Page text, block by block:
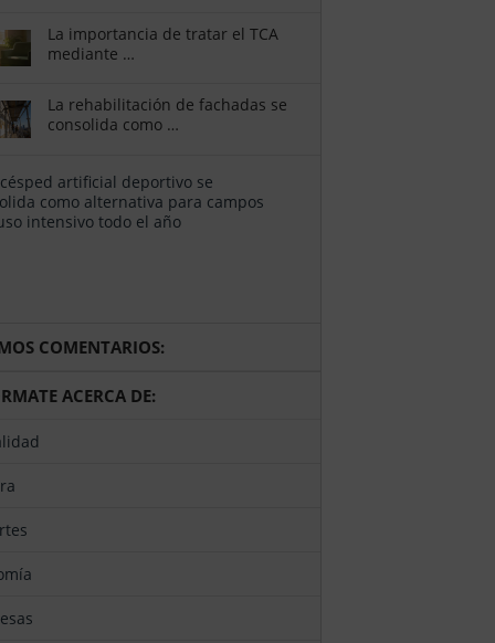
La importancia de tratar el TCA
mediante …
La rehabilitación de fachadas se
consolida como …
COMENTARIOS:
ACERCA DE: